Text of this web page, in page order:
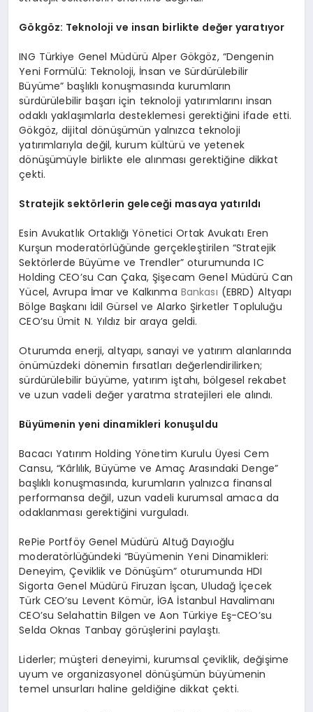
Gökgöz: Teknoloji ve insan birlikte değer yaratıyor
ING Türkiye Genel Müdürü Alper Gökgöz, “Dengenin
Yeni Formülü: Teknoloji, İnsan ve Sürdürülebilir
Büyüme” başlıklı konuşmasında kurumların
sürdürülebilir başarı için teknoloji yatırımlarını insan
odaklı yaklaşımlarla desteklemesi gerektiğini ifade etti.
Gökgöz, dijital dönüşümün yalnızca teknoloji
yatırımlarıyla değil, kurum kültürü ve yetenek
dönüşümüyle birlikte ele alınması gerektiğine dikkat
çekti.
Stratejik sektörlerin geleceği masaya yatırıldı
Esin Avukatlık Ortaklığı Yönetici Ortak Avukatı Eren
Kurşun moderatörlüğünde gerçekleştirilen “Stratejik
Sektörlerde Büyüme ve Trendler” oturumunda IC
Holding CEO’su Can Çaka, Şişecam Genel Müdürü Can
Yücel, Avrupa İmar ve Kalkınma Bankası (EBRD) Altyapı
Bölge Başkanı İdil Gürsel ve Alarko Şirketler Topluluğu
CEO’su Ümit N. Yıldız bir araya geldi.
Oturumda enerji, altyapı, sanayi ve yatırım alanlarında
önümüzdeki dönemin fırsatları değerlendirilirken;
sürdürülebilir büyüme, yatırım iştahı, bölgesel rekabet
ve uzun vadeli değer yaratma stratejileri ele alındı.
Büyümenin yeni dinamikleri konuşuldu
Bacacı Yatırım Holding Yönetim Kurulu Üyesi Cem
Cansu, “Kârlılık, Büyüme ve Amaç Arasındaki Denge”
başlıklı konuşmasında, kurumların yalnızca finansal
performansa değil, uzun vadeli kurumsal amaca da
odaklanması gerektiğini vurguladı.
RePie Portföy Genel Müdürü Altuğ Dayıoğlu
moderatörlüğündeki “Büyümenin Yeni Dinamikleri:
Deneyim, Çeviklik ve Dönüşüm” oturumunda HDI
Sigorta Genel Müdürü Firuzan İşcan, Uludağ İçecek
Türk CEO’su Levent Kömür, İGA İstanbul Havalimanı
CEO’su Selahattin Bilgen ve Aon Türkiye Eş-CEO’su
Selda Oknas Tanbay görüşlerini paylaştı.
Liderler; müşteri deneyimi, kurumsal çeviklik, değişime
uyum ve organizasyonel dönüşümün büyümenin
temel unsurları haline geldiğine dikkat çekti.